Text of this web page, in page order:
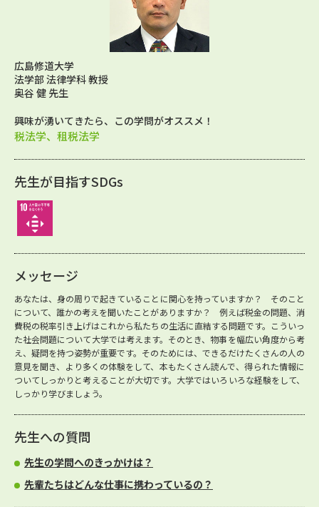
広島修道大学
法学部 法律学科 教授
奥谷 健 先生
興味が湧いてきたら、この学問がオススメ！
税法学、租税法学
先生が目指すSDGs
メッセージ
あなたは、身の周りで起きていることに関心を持っていますか？ そのこと
について、誰かの考えを聞いたことがありますか？ 例えば税金の問題、消
費税の税率引き上げはこれから私たちの生活に直結する問題です。こういっ
た社会問題について大学では考えます。そのとき、物事を幅広い角度から考
え、疑問を持つ姿勢が重要です。そのためには、できるだけたくさんの人の
意見を聞き、より多くの体験をして、本もたくさん読んで、得られた情報に
ついてしっかりと考えることが大切です。大学ではいろいろな経験をして、
しっかり学びましょう。
先生への質問
先生の学問へのきっかけは？
先輩たちはどんな仕事に携わっているの？